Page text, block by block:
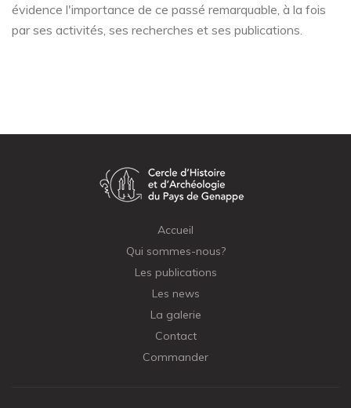
évidence l'importance de ce passé remarquable, à la fois
par ses activités, ses recherches et ses publications.
Accueil
Qui sommes-nous?
Les publications
Les news
La galerie
Contact
Commander